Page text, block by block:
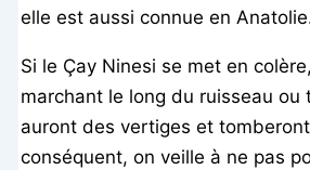
elle est aussi connue en
Si le Çay Ninesi se met en
marchant le long du ruisseau ou
auront des vertiges et tomberont
conséquent, on veille à ne pas